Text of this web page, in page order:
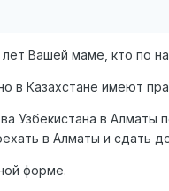
лет Вашей маме, кто по
в Казахстане имеют
Узбекистана в
в Алматы и сдать
форме.